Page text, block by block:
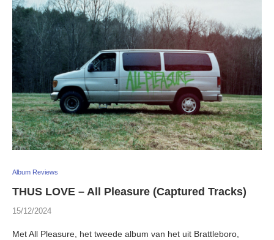
Album Reviews
THUS LOVE – All Pleasure (Captured Tracks)
15/12/2024
Met All Pleasure, het tweede album van het uit Brattleboro,